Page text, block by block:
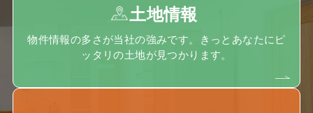
土地情報
物件情報の多さが当社の強みです。きっとあなたにピ
ッタリの土地が見つかります。